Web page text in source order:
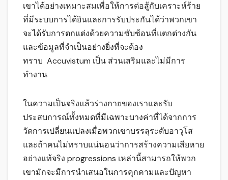
เขาได้อย่างเหมาะสมเพื่อให้การต่อสู้กับเคราะห์ร้าย
ที่มีระบบการได้ยินและการรับประกันได้ว่าพวกเขา
จะได้รับการตกแต่งด้วยความซับซ้อนที่แตกต่างกัน
และข้อมูลที่จำเป็นอย่างยิ่งที่จะต้อง
ทราบ Accuvistum เป็น ส่วนเสริมและไม่มีการ
ทำงาน
ในความเป็นจริงแล้วร่างกายของเราและรับ
ประสบการณ์ทั้งหมดที่มีเฉพาะบางค่าที่ได้จากการ
วัดการเปลี่ยนแปลงเมื่อพวกเขาบรรลุระดับอาวุโส
และถ้าคนไม่ทราบแน่นอนว่าการสร้างความเสียหาย
อย่างแท้จริง progressions เหล่านี้สามารถให้พวก
เขามักจะมีการนำเสนอในการคุกคามและปัญหา